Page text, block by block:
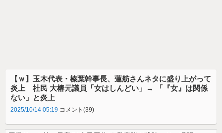
【ｗ】玉木代表・榛葉幹事長、蓮舫さんネタに盛り上がって
炎上 社民 大椿元議員「女はしんどい」→ 「『女』は関係
ない」と炎上
2025/10/14 05:19 コメント(39)